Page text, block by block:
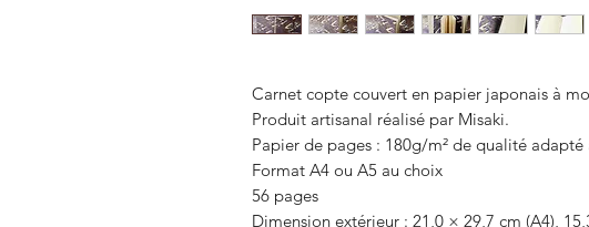
Carnet copte couvert en papier japonais à
Produit artisanal réalisé par Misaki.
Papier de pages : 180g/m² de qualité adapté
Format A4 ou A5 au choix
56 pages
Dimension extérieur : 21,0 × 29,7 cm (A4),